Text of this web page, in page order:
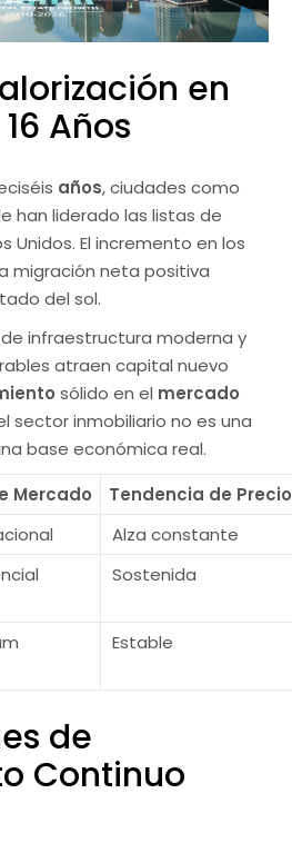
en
Años
años, ciudades como
han liderado las listas de
Unidos. El incremento en los
migración neta positiva
del sol.
infraestructura moderna y
atraen capital nuevo
sólido en el mercado
sector inmobiliario no es una
base económica real.
Mercado
Tendencia de
Alza constante
Sostenida
Estable
de
Continuo